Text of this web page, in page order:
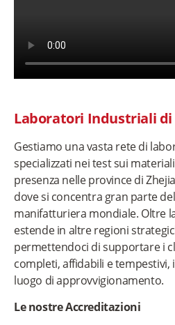
Laboratori Industriali di
Gestiamo una vasta rete di
specializzati nei test sui
presenza nelle province di
dove si concentra gran parte
manifatturiera mondiale. Oltre
estende in altre regioni
permettendoci di supportare i
completi, affidabili e
luogo di approvvigionamento.
Le nostre Accreditazioni